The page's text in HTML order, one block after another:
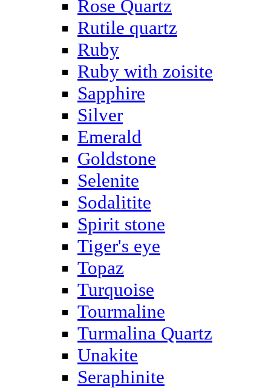
Rose Quartz
Rutile quartz
Ruby
Ruby with zoisite
Sapphire
Silver
Emerald
Goldstone
Selenite
Sodalitite
Spirit stone
Tiger's eye
Topaz
Turquoise
Tourmaline
Turmalina Quartz
Unakite
Seraphinite